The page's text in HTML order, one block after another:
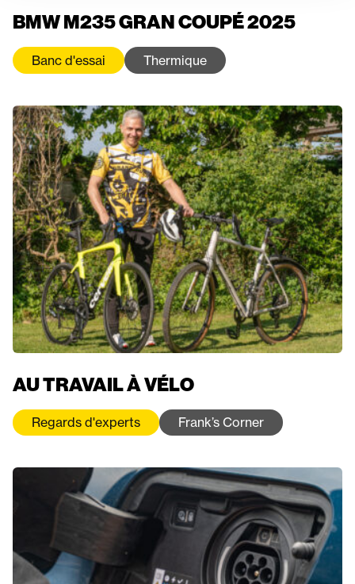
BMW M235 GRAN COUPÉ 2025
Banc d'essai Thermique
AU TRAVAIL À VÉLO
Regards d'experts Frank’s Corner